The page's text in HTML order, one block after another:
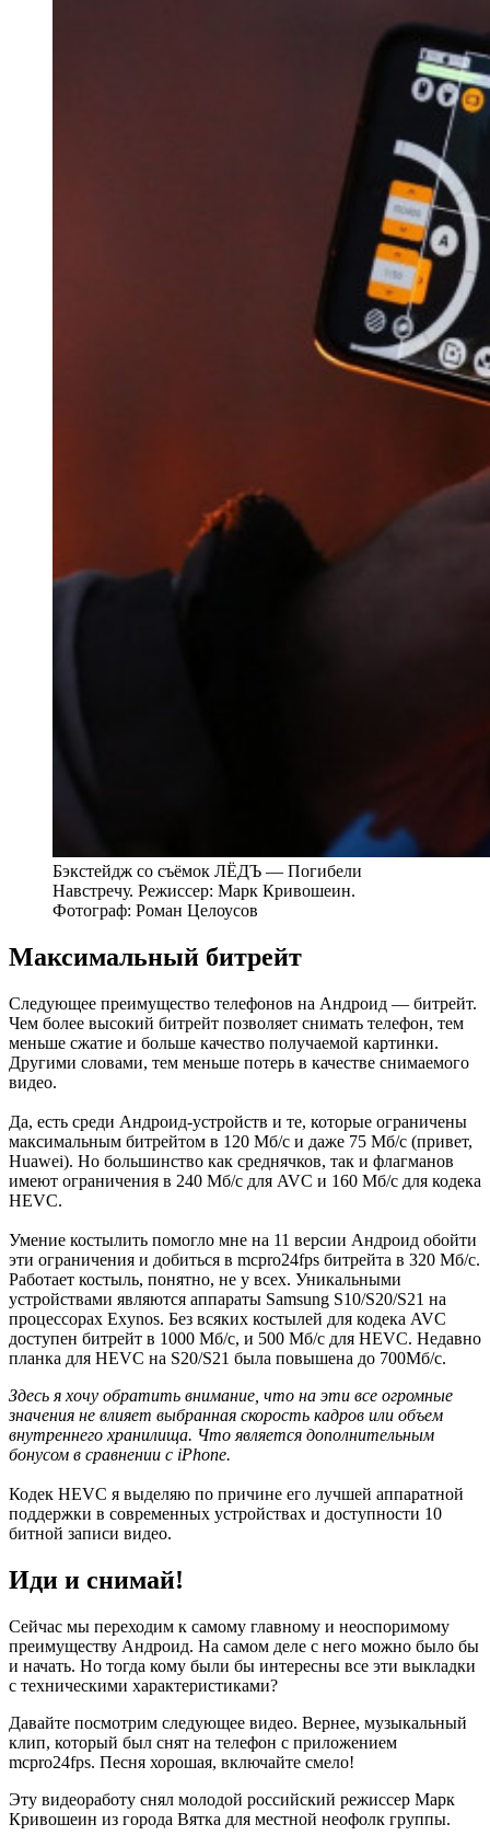
Бэкстейдж со съёмок ЛЁДЪ — Погибели
Навстречу. Режиссер: Марк Кривошеин.
Фотограф: Роман Целоусов
Максимальный битрейт
Следующее преимущество телефонов на Андроид — битрейт.
Чем более высокий битрейт позволяет снимать телефон, тем
меньше сжатие и больше качество получаемой картинки.
Другими словами, тем меньше потерь в качестве снимаемого
видео.
Да, есть среди Андроид-устройств и те, которые ограничены
максимальным битрейтом в 120 Мб/с и даже 75 Мб/с (привет,
Huawei). Но большинство как среднячков, так и флагманов
имеют ограничения в 240 Мб/с для AVC и 160 Мб/с для кодека
HEVC.
Умение костылить помогло мне на 11 версии Андроид обойти
эти ограничения и добиться в mcpro24fps битрейта в 320 Мб/с.
Работает костыль, понятно, не у всех. Уникальными
устройствами являются аппараты Samsung S10/S20/S21 на
процессорах Exynos. Без всяких костылей для кодека AVC
доступен битрейт в 1000 Мб/с, и 500 Мб/с для HEVC. Недавно
планка для HEVC на S20/S21 была повышена до 700Мб/с.
Здесь я хочу обратить внимание, что на эти все огромные
значения не влияет выбранная скорость кадров или объем
внутреннего хранилища. Что является дополнительным
бонусом в сравнении с iPhone.
Кодек HEVC я выделяю по причине его лучшей аппаратной
поддержки в современных устройствах и доступности 10
битной записи видео.
Иди и снимай!
Сейчас мы переходим к самому главному и неоспоримому
преимуществу Андроид. На самом деле с него можно было бы
и начать. Но тогда кому были бы интересны все эти выкладки
с техническими характеристиками?
Давайте посмотрим следующее видео. Вернее, музыкальный
клип, который был снят на телефон с приложением
mcpro24fps. Песня хорошая, включайте смело!
Эту видеоработу снял молодой российский режиссер Марк
Кривошеин из города Вятка для местной неофолк группы.